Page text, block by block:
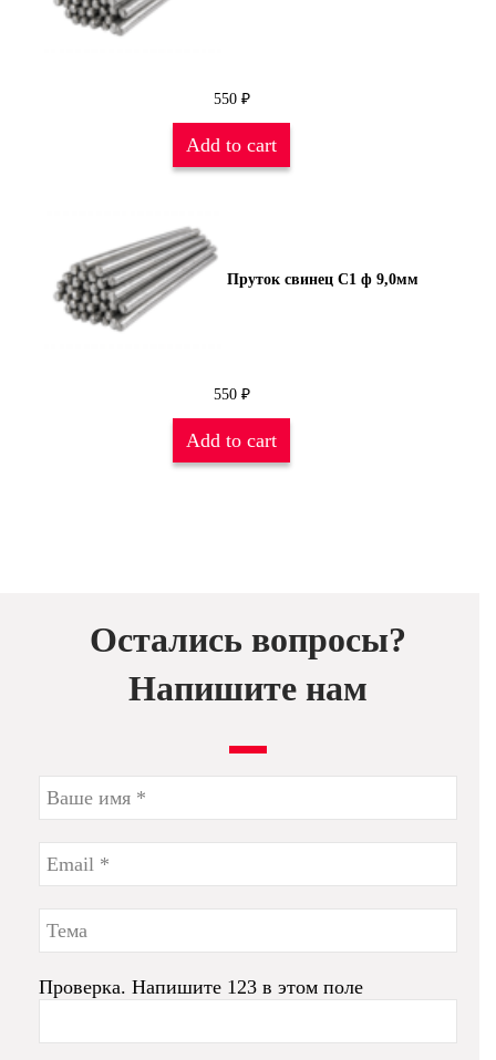
550 ₽
Add to cart
Пруток свинец С1 ф 9,0мм
550 ₽
Add to cart
Остались вопросы?
Напишите нам
Проверка. Напишите 123 в этом поле